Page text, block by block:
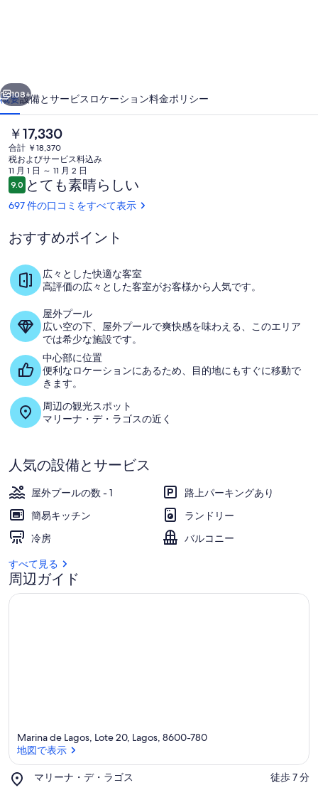
ス
イ
ー
ト
ホ
テ
ル
写
真
ギ
ャ
ラ
リ
ー
次へ
108+
概要設備とサービス ロケーション料金ポリシー
現
在
の
料
金
は
￥17,330
す
￥17,330
合計 ￥18,370
税およびサービス料込み
11 月 1 日 ～ 11 月 2 日
口
コ
ミ
9.010段階中9.0
とても素晴らしい
697 件の口コミをすべて表示
おすすめポイント
広々とした快適な客室
高評価の広々とした客室がお客様から人気です。
屋外プール
広い空の下、屋外プールで爽快感を味わえる、このエリア
では希少な施設です。
中心部に位置
便利なロケーションにあるため、目的地にもすぐに移動で
きます。
周辺の観光スポット
マリーナ・デ・ラゴスの近く
人気の設備とサービス
屋外プールの数 - 1
路上パーキングあり
簡易キッチン
ランドリー
冷房
バルコニー
すべて見る
周辺ガイド
Marina de Lagos, Lote 20, Lagos, 8600-780
地図で表示
マリーナ・デ・ラゴス
Place,
‪徒歩 7 分‬